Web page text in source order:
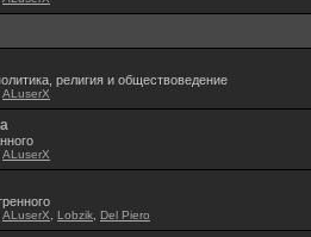
религия и обществоведение
ALuserX
ALuserX
ALuserX Lobzik Del Piero